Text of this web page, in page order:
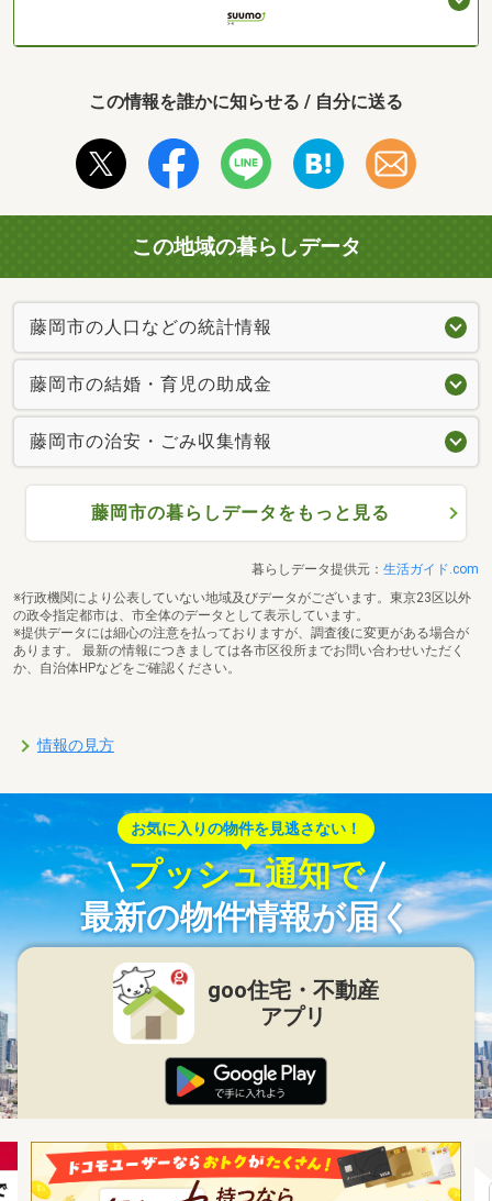
この情報を誰かに知らせる / 自分に送る
この地域の暮らしデータ
藤岡市の人口などの統計情報
藤岡市の結婚・育児の助成金
藤岡市の治安・ごみ収集情報
藤岡市の暮らしデータをもっと見る
暮らしデータ提供元： 生活ガイド.com
※行政機関により公表していない地域及びデータがございます。東京23区以外
の政令指定都市は、市全体のデータとして表示しています。
※提供データには細心の注意を払っておりますが、調査後に変更がある場合が
あります。 最新の情報につきましては各市区役所までお問い合わせいただく
か、自治体HPなどをご確認ください。
情報の見方
お気に入りの物件を見逃さない！
プッシュ通知で
最新の物件情報が届く
goo住宅・不動産
アプリ